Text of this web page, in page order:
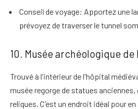
Conseil de voyage: Apportez une
prévoyez de traverser le tunnel
10. Musée archéologique de
Trouvé à l'intérieur de l'hôpital
musée regorge de statues
reliques . C'est un endroit idéal pour